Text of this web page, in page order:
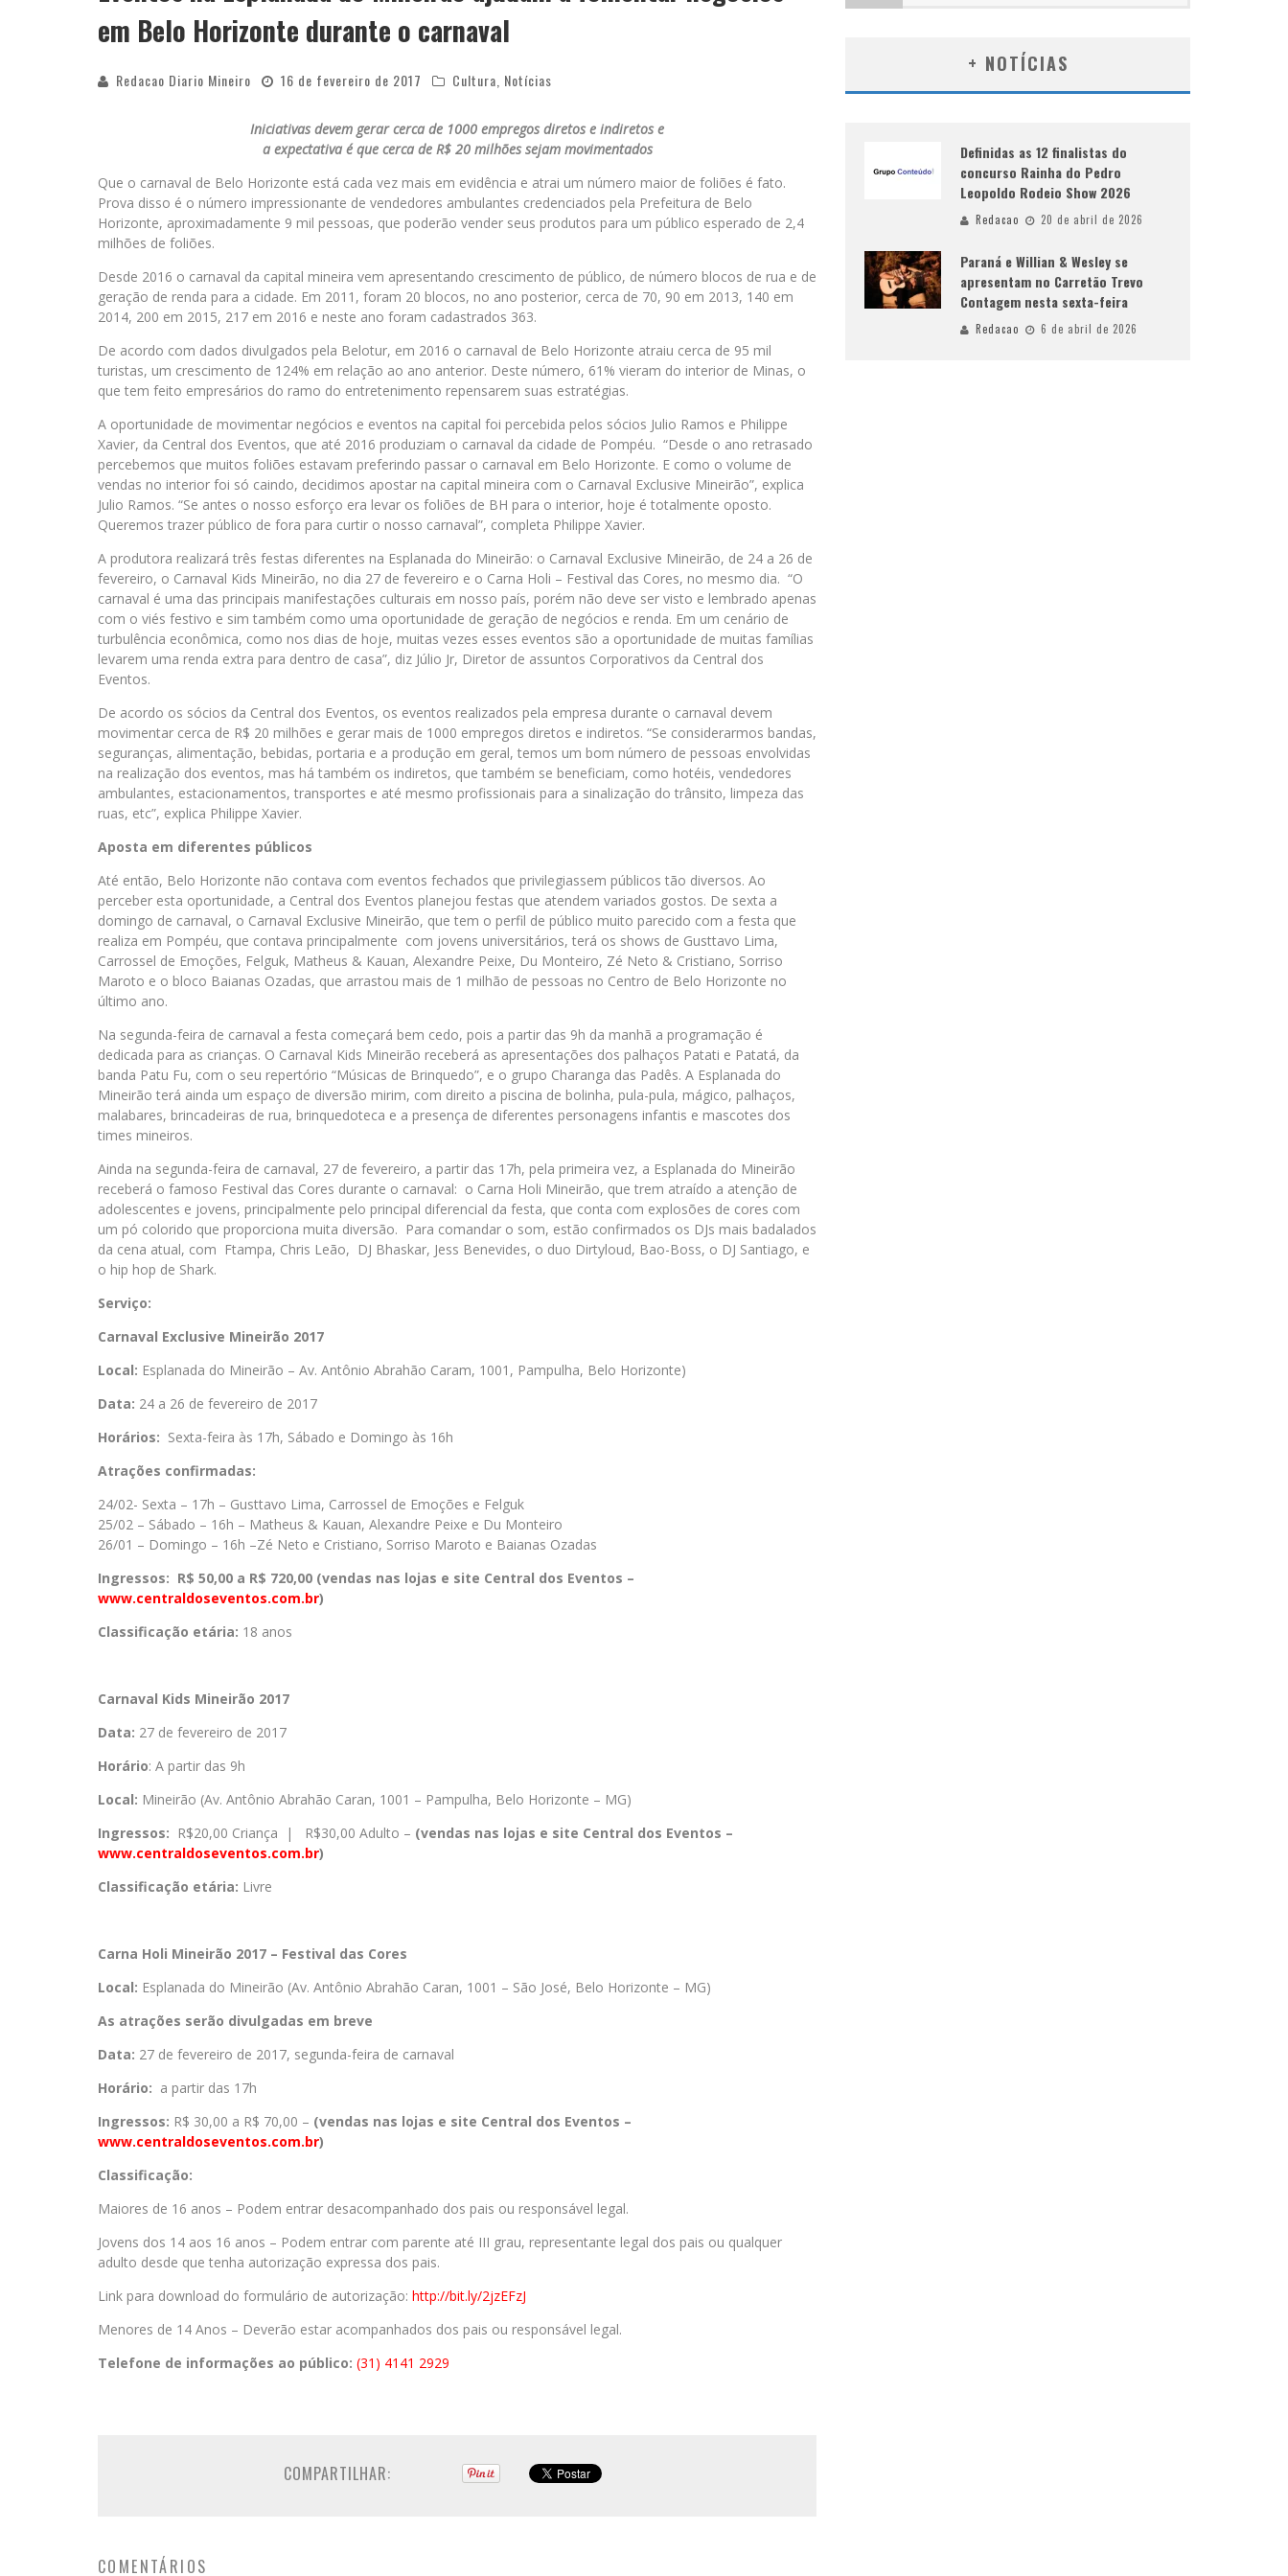
em Belo Horizonte durante o carnaval
Redacao Diario Mineiro 16 de fevereiro de 2017 Cultura Notícias
Iniciativas devem gerar cerca de 1000 empregos diretos e indiretos e
a expectativa é que cerca de R$ 20 milhões sejam movimentados
Que o carnaval de Belo Horizonte está cada vez mais em evidência e atrai um número maior de foliões é fato.
Prova disso é o número impressionante de vendedores ambulantes credenciados pela Prefeitura de Belo
Horizonte, aproximadamente 9 mil pessoas, que poderão vender seus produtos para um público esperado de 2,4
milhões de foliões.
Desde 2016 o carnaval da capital mineira vem apresentando crescimento de público, de número blocos de rua e de
geração de renda para a cidade. Em 2011, foram 20 blocos, no ano posterior, cerca de 70, 90 em 2013, 140 em
2014, 200 em 2015, 217 em 2016 e neste ano foram cadastrados 363.
De acordo com dados divulgados pela Belotur, em 2016 o carnaval de Belo Horizonte atraiu cerca de 95 mil
turistas, um crescimento de 124% em relação ao ano anterior. Deste número, 61% vieram do interior de Minas, o
que tem feito empresários do ramo do entretenimento repensarem suas estratégias.
A oportunidade de movimentar negócios e eventos na capital foi percebida pelos sócios Julio Ramos e Philippe
Xavier, da Central dos Eventos, que até 2016 produziam o carnaval da cidade de Pompéu. “Desde o ano retrasado
percebemos que muitos foliões estavam preferindo passar o carnaval em Belo Horizonte. E como o volume de
vendas no interior foi só caindo, decidimos apostar na capital mineira com o Carnaval Exclusive Mineirão”, explica
Julio Ramos. “Se antes o nosso esforço era levar os foliões de BH para o interior, hoje é totalmente oposto.
Queremos trazer público de fora para curtir o nosso carnaval”, completa Philippe Xavier.
A produtora realizará três festas diferentes na Esplanada do Mineirão: o Carnaval Exclusive Mineirão, de 24 a 26 de
fevereiro, o Carnaval Kids Mineirão, no dia 27 de fevereiro e o Carna Holi – Festival das Cores, no mesmo dia. “O
carnaval é uma das principais manifestações culturais em nosso país, porém não deve ser visto e lembrado apenas
com o viés festivo e sim também como uma oportunidade de geração de negócios e renda. Em um cenário de
turbulência econômica, como nos dias de hoje, muitas vezes esses eventos são a oportunidade de muitas famílias
levarem uma renda extra para dentro de casa”, diz Júlio Jr, Diretor de assuntos Corporativos da Central dos
Eventos.
De acordo os sócios da Central dos Eventos, os eventos realizados pela empresa durante o carnaval devem
movimentar cerca de R$ 20 milhões e gerar mais de 1000 empregos diretos e indiretos. “Se considerarmos bandas,
seguranças, alimentação, bebidas, portaria e a produção em geral, temos um bom número de pessoas envolvidas
na realização dos eventos, mas há também os indiretos, que também se beneficiam, como hotéis, vendedores
ambulantes, estacionamentos, transportes e até mesmo profissionais para a sinalização do trânsito, limpeza das
ruas, etc”, explica Philippe Xavier.
Aposta em diferentes públicos
Até então, Belo Horizonte não contava com eventos fechados que privilegiassem públicos tão diversos. Ao
perceber esta oportunidade, a Central dos Eventos planejou festas que atendem variados gostos. De sexta a
domingo de carnaval, o Carnaval Exclusive Mineirão, que tem o perfil de público muito parecido com a festa que
realiza em Pompéu, que contava principalmente com jovens universitários, terá os shows de Gusttavo Lima,
Carrossel de Emoções, Felguk, Matheus & Kauan, Alexandre Peixe, Du Monteiro, Zé Neto & Cristiano, Sorriso
Maroto e o bloco Baianas Ozadas, que arrastou mais de 1 milhão de pessoas no Centro de Belo Horizonte no
último ano.
Na segunda-feira de carnaval a festa começará bem cedo, pois a partir das 9h da manhã a programação é
dedicada para as crianças. O Carnaval Kids Mineirão receberá as apresentações dos palhaços Patati e Patatá, da
banda Patu Fu, com o seu repertório “Músicas de Brinquedo”, e o grupo Charanga das Padês. A Esplanada do
Mineirão terá ainda um espaço de diversão mirim, com direito a piscina de bolinha, pula-pula, mágico, palhaços,
malabares, brincadeiras de rua, brinquedoteca e a presença de diferentes personagens infantis e mascotes dos
times mineiros.
Ainda na segunda-feira de carnaval, 27 de fevereiro, a partir das 17h, pela primeira vez, a Esplanada do Mineirão
receberá o famoso Festival das Cores durante o carnaval: o Carna Holi Mineirão, que trem atraído a atenção de
adolescentes e jovens, principalmente pelo principal diferencial da festa, que conta com explosões de cores com
um pó colorido que proporciona muita diversão. Para comandar o som, estão confirmados os DJs mais badalados
da cena atual, com Ftampa, Chris Leão, DJ Bhaskar, Jess Benevides, o duo Dirtyloud, Bao-Boss, o DJ Santiago, e
o hip hop de Shark.
Serviço:
Carnaval Exclusive Mineirão 2017
Local: Esplanada do Mineirão – Av. Antônio Abrahão Caram, 1001, Pampulha, Belo Horizonte)
Data: 24 a 26 de fevereiro de 2017
Horários: Sexta-feira às 17h, Sábado e Domingo às 16h
Atrações confirmadas:
24/02- Sexta – 17h – Gusttavo Lima, Carrossel de Emoções e Felguk
25/02 – Sábado – 16h – Matheus & Kauan, Alexandre Peixe e Du Monteiro
26/01 – Domingo – 16h –Zé Neto e Cristiano, Sorriso Maroto e Baianas Ozadas
Ingressos: R$ 50,00 a R$ 720,00 (vendas nas lojas e site Central dos Eventos –
www.centraldoseventos.com.br)
Classificação etária: 18 anos
Carnaval Kids Mineirão 2017
Data: 27 de fevereiro de 2017
Horário: A partir das 9h
Local: Mineirão (Av. Antônio Abrahão Caran, 1001 – Pampulha, Belo Horizonte – MG)
Ingressos: R$20,00 Criança | R$30,00 Adulto – (vendas nas lojas e site Central dos Eventos –
www.centraldoseventos.com.br)
Classificação etária: Livre
Carna Holi Mineirão 2017 – Festival das Cores
Local: Esplanada do Mineirão (Av. Antônio Abrahão Caran, 1001 – São José, Belo Horizonte – MG)
As atrações serão divulgadas em breve
Data: 27 de fevereiro de 2017, segunda-feira de carnaval
Horário: a partir das 17h
Ingressos: R$ 30,00 a R$ 70,00 – (vendas nas lojas e site Central dos Eventos –
www.centraldoseventos.com.br)
Classificação:
Maiores de 16 anos – Podem entrar desacompanhado dos pais ou responsável legal.
Jovens dos 14 aos 16 anos – Podem entrar com parente até III grau, representante legal dos pais ou qualquer
adulto desde que tenha autorização expressa dos pais.
Link para download do formulário de autorização: http://bit.ly/2jzEFzJ
Menores de 14 Anos – Deverão estar acompanhados dos pais ou responsável legal.
Telefone de informações ao público: (31) 4141 2929
COMPARTILHAR:
COMENTÁRIOS
+ NOTÍCIAS
Definidas as 12 finalistas do
concurso Rainha do Pedro
Leopoldo Rodeio Show 2026
Redacao 20 de abril de 2026
Paraná e Willian & Wesley se
apresentam no Carretão Trevo
Contagem nesta sexta-feira
Redacao 6 de abril de 2026